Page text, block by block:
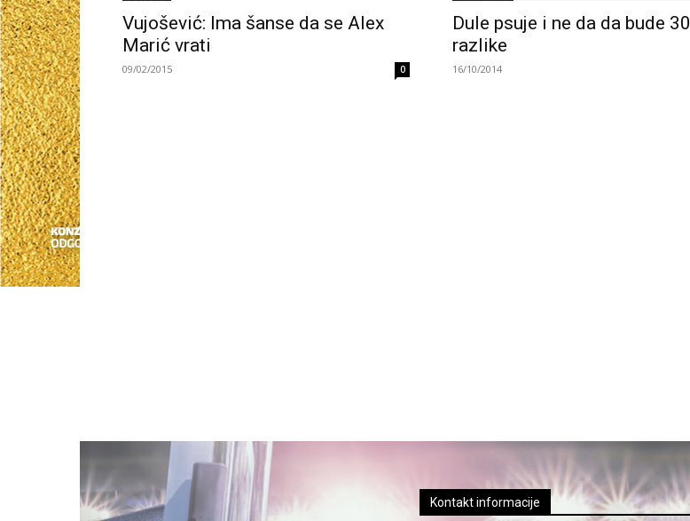
Vujošević: Ima šanse da se Alex
Marić vrati
09/02/2015 0
Dule psuje i ne da da bude 30
razlike
16/10/2014
Kontakt informacije